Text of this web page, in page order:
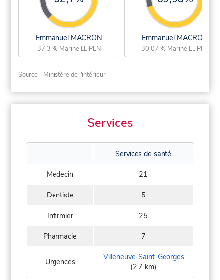
Emmanuel MACRON
37,3 % Marine LE PEN
Emmanuel MACRON
30,07 % Marine LE PEN
Source - Ministère de l'intérieur
Services
Services de santé
Médecin 21
Dentiste 5
Infirmier 25
Pharmacie 7
Urgences
Villeneuve-Saint-Georges
(2,7 km)